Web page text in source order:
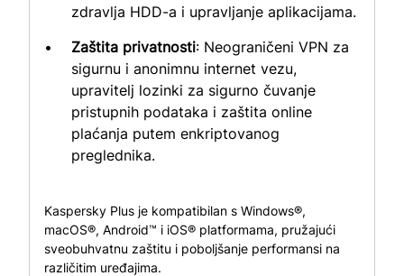
zdravlja HDD-a i upravljanje aplikacijama.
Zaštita privatnosti: Neograničeni VPN za
sigurnu i anonimnu internet vezu,
upravitelj lozinki za sigurno čuvanje
pristupnih podataka i zaštita online
plaćanja putem enkriptovanog
preglednika.
Kaspersky Plus je kompatibilan s Windows®,
macOS®, Android™ i iOS® platformama, pružajući
sveobuhvatnu zaštitu i poboljšanje performansi na
različitim uređajima.